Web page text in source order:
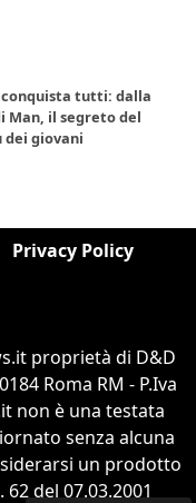
conquista tutti: dalla
Man, il segreto del
dei giovani
Privacy Policy
proprietà di D&D
Roma RM - P.Iva
non è una testata
senza alcuna
un prodotto
del 07.03.2001